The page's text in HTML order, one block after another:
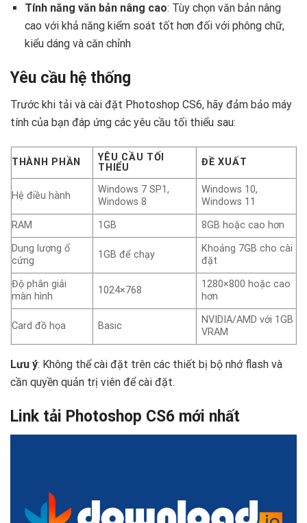
Tính năng văn bản nâng cao: Tùy chọn văn bản nâng
cao với khả năng kiểm soát tốt hơn đối với phông chữ,
kiểu dáng và căn chỉnh
Yêu cầu hệ thống
Trước khi tải và cài đặt Photoshop CS6, hãy đảm bảo máy
tính của bạn đáp ứng các yêu cầu tối thiểu sau:
THÀNH PHẦN
YÊU CẦU TỐI
THIỂU
ĐỀ XUẤT
Hệ điều hành
Windows 7 SP1,
Windows 8
Windows 10,
Windows 11
RAM
1GB
8GB hoặc cao hơn
Dung lượng ổ
cứng
1GB để chạy
Khoảng 7GB cho cài
đặt
Độ phân giải
màn hình
1024×768
1280×800 hoặc cao
hơn
Card đồ họa Basic
NVIDIA/AMD với 1GB
VRAM
Lưu ý: Không thể cài đặt trên các thiết bị bộ nhớ flash và
cần quyền quản trị viên để cài đặt.
Link tải Photoshop CS6 mới nhất